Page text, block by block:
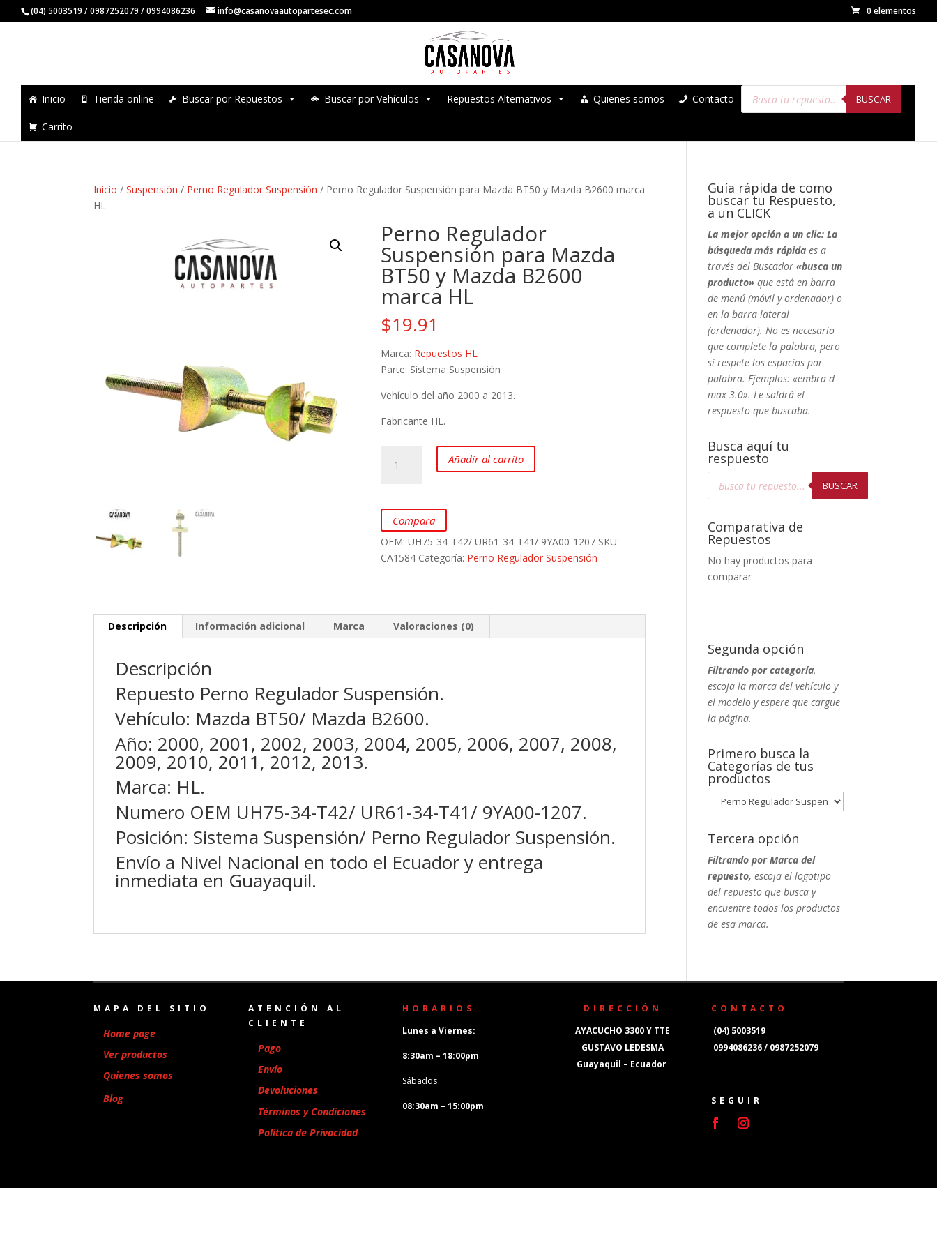
(04) 5003519 / 0987252079 / 0994086236 info@casanovaautopartesec.com 0 elementos
Inicio Tienda online Buscar por Repuestos Buscar por Vehículos Repuestos Alternativos Quienes somos Contacto
Búsqueda
productos
BUSCAR
Carrito
Inicio /Suspensión / Perno Regulador Suspensión / Perno Regulador Suspensión para Mazda BT50 y Mazda B2600 marca
HL
Perno Regulador
Suspensión para Mazda
BT50 y Mazda B2600
marca HL
$19.91
Marca: Repuestos HL
Parte: Sistema Suspensión
Vehículo del año 2000 a 2013.
Fabricante HL.
Regulador
Mazda
BT50
y
Mazda
HL
cantidad
Añadir al carrito
Compara
OEM:UH75-34-T42/ UR61-34-T41/ 9YA00-1207 SKU:
CA1584 Categoría: Perno Regulador Suspensión
Descripción Información adicional Marca Valoraciones (0)
Descripción
Repuesto Perno Regulador Suspensión.
Vehículo: Mazda BT50/ Mazda B2600.
Año: 2000, 2001, 2002, 2003, 2004, 2005, 2006, 2007, 2008,
2009, 2010, 2011, 2012, 2013.
Marca: HL.
Numero OEM UH75-34-T42/ UR61-34-T41/ 9YA00-1207.
Posición: Sistema Suspensión/ Perno Regulador Suspensión.
Envío a Nivel Nacional en todo el Ecuador y entrega
inmediata en Guayaquil.
Guía rápida de como
buscar tu Respuesto,
a un CLICK
La mejor opción a un clic: La
búsqueda más rápida es a
través del Buscador «busca un
producto» que está en barra
de menú (móvil y ordenador) o
en la barra lateral
(ordenador). No es necesario
que complete la palabra, pero
si respete los espacios por
palabra. Ejemplos: «embra d
max 3.0». Le saldrá el
respuesto que buscaba.
Busca aquí tu
respuesto
Búsqueda
BUSCAR
Comparativa de
Repuestos
No hay productos para
comparar
Segunda opción
Filtrando por categoría,
escoja la marca del vehículo y
el modelo y espere que cargue
la página.
Primero busca la
Categorías de tus
productos
Tercera opción
Filtrando por Marca del
repuesto, escoja el logotipo
del repuesto que busca y
encuentre todos los productos
de esa marca.
MAPA DEL SITIO
Home page
Ver productos
Quienes somos
Blog
ATENCIÓN AL
CLIENTE
Pago
Envío
Devoluciones
Términos y Condiciones
Política de Privacidad
HORARIOS
Lunes a Viernes:
8:30am – 18:00pm
Sábados
08:30am – 15:00pm
DIRECCIÓN
AYACUCHO 3300 Y TTE
GUSTAVO LEDESMA
Guayaquil – Ecuador
CONTACTO
(04) 5003519
0994086236 / 0987252079
SEGUIR